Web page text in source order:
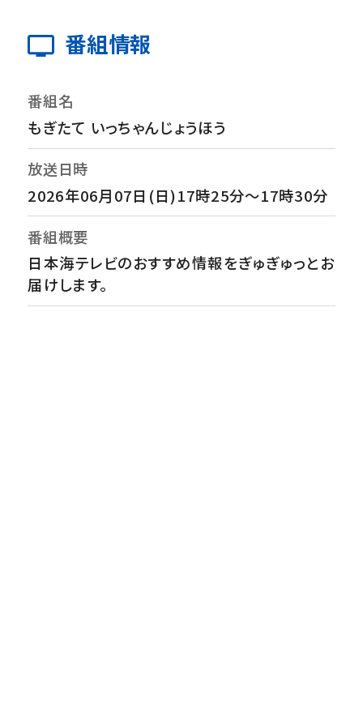
番組情報
番組名
もぎたて いっちゃんじょうほう
放送日時
2026年06月07日(日)17時25分～17時30分
番組概要
日本海テレビのおすすめ情報をぎゅぎゅっとお
届けします。